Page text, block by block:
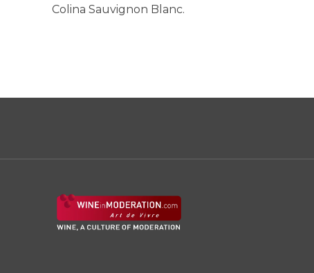
Colina Sauvignon Blanc.